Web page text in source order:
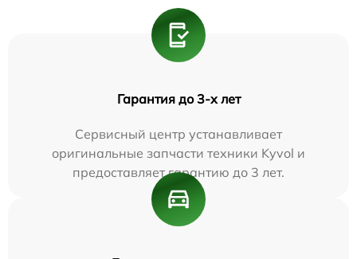
Гарантия до 3-х лет
Сервисный центр устанавливает
оригинальные запчасти техники Kyvol и
предоставляет гарантию до 3 лет.